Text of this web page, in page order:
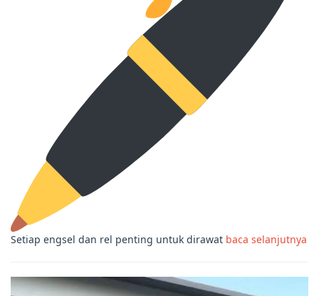
Setiap engsel dan rel penting untuk dirawat baca selanjutnya